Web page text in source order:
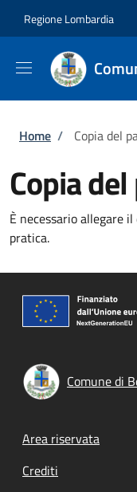
Regione Lombardia
Briciole di
Home / Copia del
Copia
È necessario allegare
pratica.
Comune di
Footer
Area riservata
Crediti